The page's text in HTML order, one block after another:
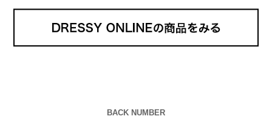
BACK NUMBER